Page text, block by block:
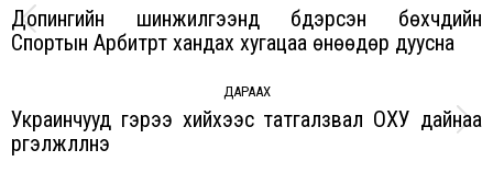
Previous
post:
Допингийн шинжилгээнд бүдэрсэн бөхчүүдийн
Спортын Арбитрт хандах хугацаа өнөөдөр дуусна
ДАРААХ
Next
Украинчууд гэрээ хийхээс татгалзвал ОХУ дайнаа
үргэлжлүүлнэ